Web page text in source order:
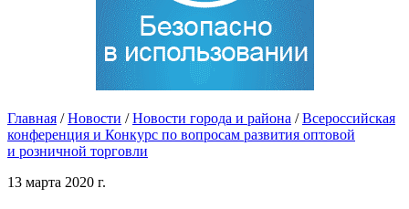
Главная / Новости / Новости города и района / Всероссийская
конференция и Конкурс по вопросам развития оптовой
и розничной торговли
13 марта 2020 г.